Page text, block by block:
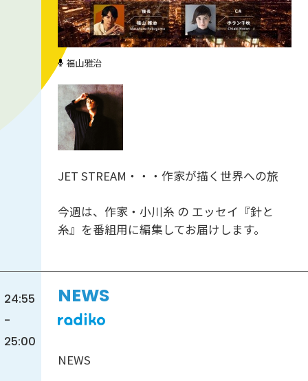
福山雅治
JET STREAM・・・作家が描く世界への旅
今週は、作家・小川糸 の エッセイ『針と
糸』を番組用に編集してお届けします。
24:55
-
25:00
NEWS
NEWS